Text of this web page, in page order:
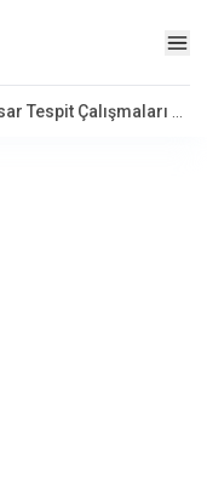
Teslim Oldu